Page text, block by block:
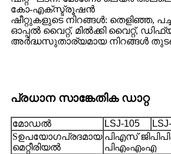
കോ-എക്‌സ്ട്രൂഷൻ
ഷീറ്റുകളുടെ നിറങ്ങൾ: തെളിഞ്ഞ,
ഓപ്പൽ വൈറ്റ്, മിൽക്കി വൈറ്റ്,
അർദ്ധസുതാര്യമായ നിറങ്ങൾ
പ്രധാന സാങ്കേതിക ഡാറ്റ
മോഡൽ LSJ-105
Sഉപയോഗപ്രദമായ
മെറ്റീരിയൽ
പിഎസ്
പിഎംഎംഎ